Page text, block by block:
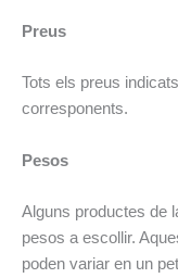
Preus
Tots els preus
corresponents.
Pesos
Alguns productes de
pesos a escollir.
poden variar en un